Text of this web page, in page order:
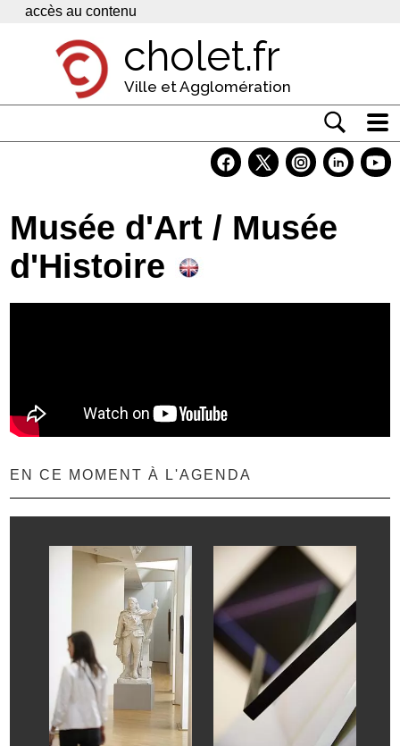
Panneau de gestion des cookies
accès au contenu
cholet.fr
Ville et Agglomération
Economie
Services
Contacts
Musée d'Art / Musée
d'Histoire
EN CE MOMENT À L'AGENDA